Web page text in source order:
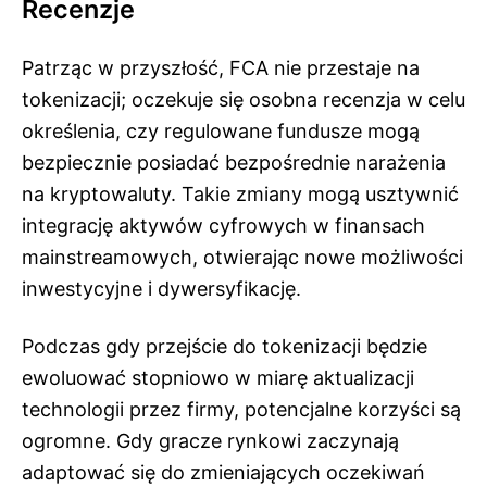
Recenzje
Patrząc w przyszłość, FCA nie przestaje na
tokenizacji; oczekuje się osobna recenzja w celu
określenia, czy regulowane fundusze mogą
bezpiecznie posiadać bezpośrednie narażenia
na kryptowaluty. Takie zmiany mogą usztywnić
integrację aktywów cyfrowych w finansach
mainstreamowych, otwierając nowe możliwości
inwestycyjne i dywersyfikację.
Podczas gdy przejście do tokenizacji będzie
ewoluować stopniowo w miarę aktualizacji
technologii przez firmy, potencjalne korzyści są
ogromne. Gdy gracze rynkowi zaczynają
adaptować się do zmieniających oczekiwań